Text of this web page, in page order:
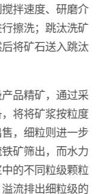
拌速度、研磨介
擦洗；跳汰洗矿
将矿石送入跳汰
品精矿，通过采
将将矿浆按粒度
，细粒则进一步
矿筛出，而水力
的不同粒级颗粒
流排出细粒级的